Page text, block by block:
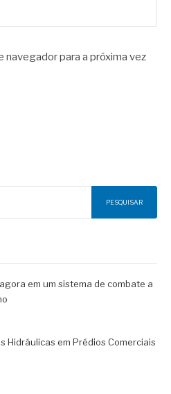
navegador para a próxima vez
PESQUISAR
em um sistema de combate a
Hidráulicas em Prédios Comerciais